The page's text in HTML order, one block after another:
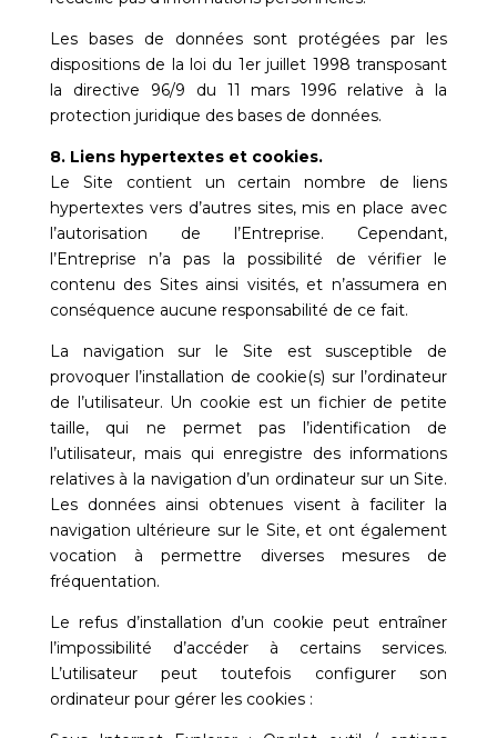
Les bases de données sont protégées par les
dispositions de la loi du 1er juillet 1998 transposant
la directive 96/9 du 11 mars 1996 relative à la
protection juridique des bases de données.
8. Liens hypertextes et cookies.
Le Site contient un certain nombre de liens
hypertextes vers d’autres sites, mis en place avec
l’autorisation de l’Entreprise. Cependant,
l’Entreprise n’a pas la possibilité de vérifier le
contenu des Sites ainsi visités, et n’assumera en
conséquence aucune responsabilité de ce fait.
La navigation sur le Site est susceptible de
provoquer l’installation de cookie(s) sur l’ordinateur
de l’utilisateur. Un cookie est un fichier de petite
taille, qui ne permet pas l’identification de
l’utilisateur, mais qui enregistre des informations
relatives à la navigation d’un ordinateur sur un Site.
Les données ainsi obtenues visent à faciliter la
navigation ultérieure sur le Site, et ont également
vocation à permettre diverses mesures de
fréquentation.
Le refus d’installation d’un cookie peut entraîner
l’impossibilité d’accéder à certains services.
L’utilisateur peut toutefois configurer son
ordinateur pour gérer les cookies :